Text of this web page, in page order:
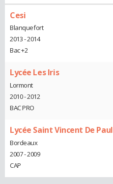
Cesi
Blanquefort
2013 - 2014
Bac +2
Lycée Les Iris
Lormont
2010 - 2012
BAC PRO
Lycée Saint Vincent De Paul
Bordeaux
2007 - 2009
CAP